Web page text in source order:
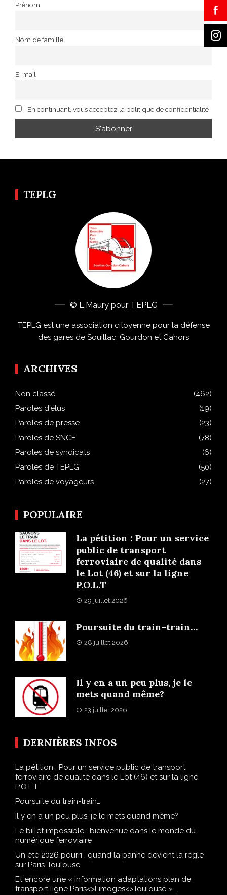
Prénom
Nom de famille
E-mail
En continuant, vous acceptez la politique de confidentialité
TEPLG
© L.Maury pour TEPLG
TEPLG est une association citoyenne pour la défense
des gares de Souillac, Gourdon et Cahors
ARCHIVES
Non classé
(462)
Paroles d'élus
(19)
Paroles de presse
(23)
Paroles de SNCF
(78)
Paroles de syndicats
(6)
Paroles de TEPLG
(50)
Paroles de voyageurs
(27)
POPULAIRE
La pétition : Pour un service
public de transport
ferroviaire de qualité dans
le Lot (46) et sur la ligne
P.O.L.T
29 juillet 2026
Poursuite du train-train…
28 juillet 2026
Il y en a un peu plus, je le
mets quand même?
23 juillet 2026
DERNIÈRES INFOS
La pétition : Pour un service public de transport
ferroviaire de qualité dans le Lot (46) et sur la ligne
P.O.L.T
Poursuite du train-train…
Il y en a un peu plus, je le mets quand même?
Le billet impossible : bienvenue dans le monde du
numérique ferroviaire
Un été 2026 pourri : quand la panne devient la règle
sur Paris-Toulouse
Et encore une « Information adaptations plan de
transport ligne Paris<>Limoges<>Toulouse » …